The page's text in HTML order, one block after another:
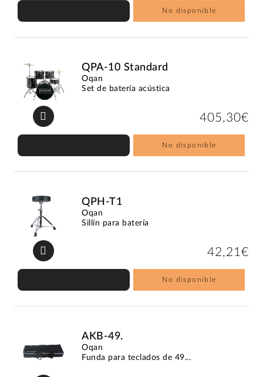
No disponible
QPA-10 Standard
Oqan
Set de batería acústica
405,30€
No disponible
QPH-T1
Oqan
Sillín para batería
42,21€
No disponible
AKB-49.
Oqan
Funda para teclados de 49...